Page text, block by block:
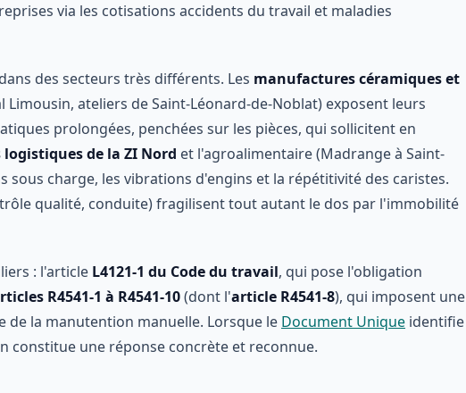
via les cotisations accidents du travail et maladies
des secteurs très différents. Les manufactures céramiques et
Limousin, ateliers de Saint-Léonard-de-Noblat) exposent leurs
prolongées, penchées sur les pièces, qui sollicitent en
de la ZI Nord et l'agroalimentaire (Madrange à Saint-
sous charge, les vibrations d'engins et la répétitivité des caristes.
qualité, conduite) fragilisent tout autant le dos par l'immobilité
: l'article L4121-1 du Code du travail, qui pose l'obligation
R4541-1 à R4541-10(dont l'article R4541-8), qui imposent une
la manutention manuelle. Lorsque le Document Unique identifie
constitue une réponse concrète et reconnue.